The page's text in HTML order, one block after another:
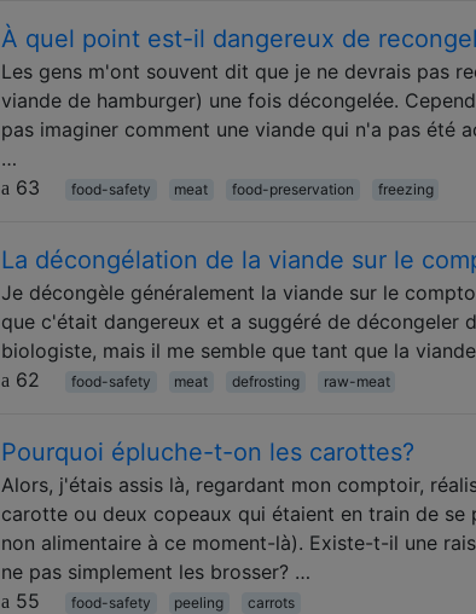
À quel point est-il dangereux de
Les gens m'ont souvent dit que je ne devrais pas
viande de hamburger) une fois décongelée.
pas imaginer comment une viande qui n'a pas été
…
63
food-safety meat food-preservation freezing
La décongélation de la viande sur le
Je décongèle généralement la viande sur le
que c'était dangereux et a suggéré de décongeler
biologiste, mais il me semble que tant que la
62
food-safety meat defrosting raw-meat
Pourquoi épluche-t-on les carottes?
Alors, j'étais assis là, regardant mon comptoir,
carotte ou deux copeaux qui étaient en train de
non alimentaire à ce moment-là). Existe-t-il une
ne pas simplement les brosser? …
55
food-safety peeling carrots